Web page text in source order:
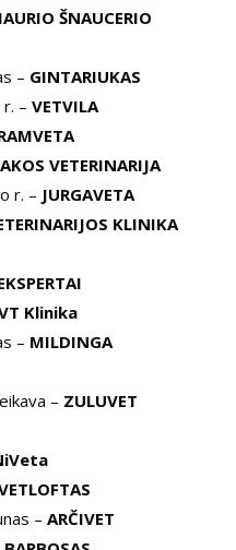
ŠNAUCERIO
– GINTARIUKAS
– VETVILA
VETERINARIJA
r. – JURGAVETA
KLINIKA
Klinika
– MILDINGA
– ZULUVET
– ARČIVET